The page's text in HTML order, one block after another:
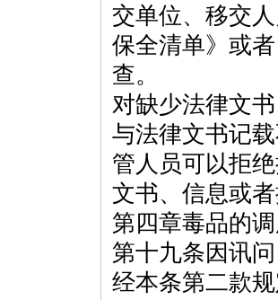
交单位、移交
保全清单》或
查。
对缺少法律文
与法律文书记
管人员可以拒
文书、信息或
第四章毒品的
第十九条因讯
经本条第二款